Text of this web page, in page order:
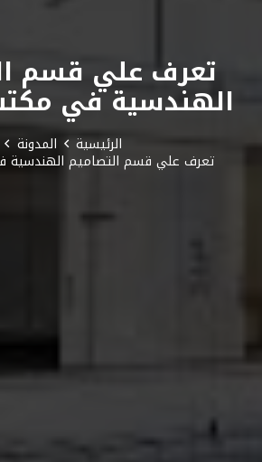
تعرف علي قسم
الهندسية في
الرئيسية المدونة
تعرف علي قسم التصاميم الهندسية